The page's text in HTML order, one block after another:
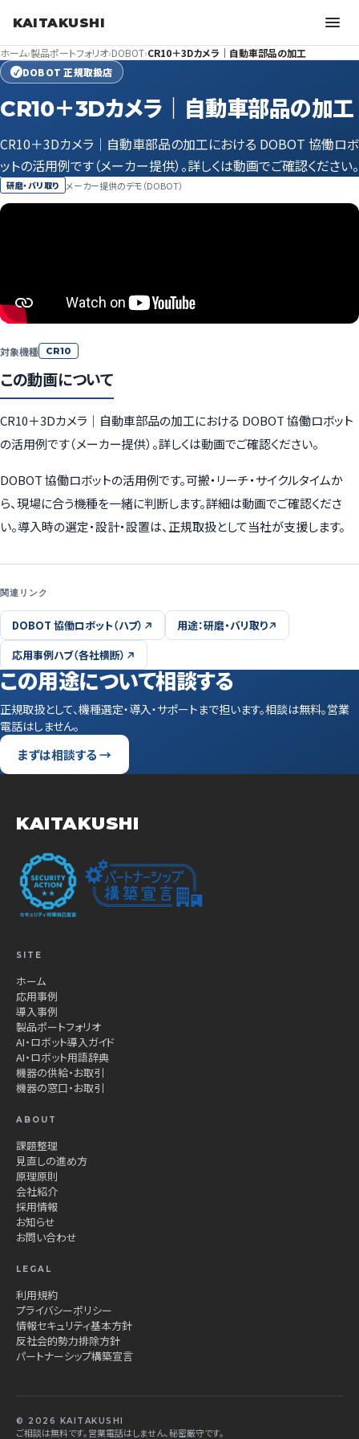
KAITAKUSHI
ホーム›製品ポートフォリオ›DOBOT›CR10＋3Dカメラ｜自動車部品の加工
✓ DOBOT 正規取扱店
CR10＋3Dカメラ｜自動車部品の加工
CR10＋3Dカメラ｜自動車部品の加工における DOBOT 協働ロボ
ットの活用例です（メーカー提供）。詳しくは動画でご確認ください。
研磨・バリ取り メーカー提供のデモ（DOBOT）
対象機種 CR10
この動画について
CR10＋3Dカメラ｜自動車部品の加工における DOBOT 協働ロボット
の活用例です（メーカー提供）。詳しくは動画でご確認ください。
DOBOT 協働ロボットの活用例です。可搬・リーチ・サイクルタイムか
ら、現場に合う機種を一緒に判断します。詳細は動画でご確認くださ
い。導入時の選定・設計・設置は、正規取扱として当社が支援します。
関連リンク
DOBOT 協働ロボット（ハブ）
用途：研磨・バリ取り
応用事例ハブ（各社横断）
この用途について相談する
正規取扱として、機種選定・導入・サポートまで担います。相談は無料。営業
電話はしません。
まずは相談する →
KAITAKUSHI
SITE
ホーム
応用事例
導入事例
製品ポートフォリオ
AI・ロボット導入ガイド
AI・ロボット用語辞典
機器の供給・お取引
機器の窓口・お取引
ABOUT
課題整理
見直しの進め方
原理原則
会社紹介
採用情報
お知らせ
お問い合わせ
LEGAL
利用規約
プライバシーポリシー
情報セキュリティ基本方針
反社会的勢力排除方針
パートナーシップ構築宣言
© 2026 KAITAKUSHI
ご相談は無料です。営業電話はしません、秘密厳守です。